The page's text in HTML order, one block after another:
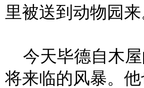
里被送到动物园来
今天毕德自木屋
将来临的风暴。